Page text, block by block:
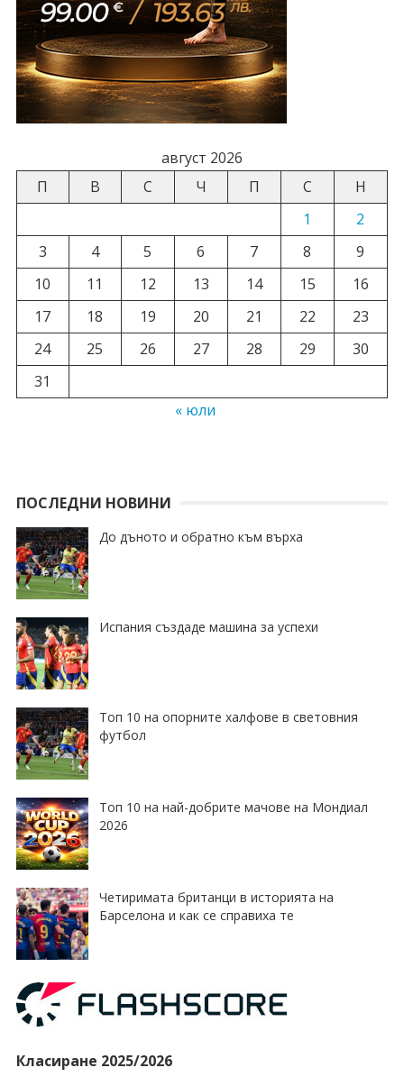
август 2026
П
В С Ч П С
Н
1
2
3
4 5 6 7 8
9
10
11 12 13 14 15
16
17
18 19 20 21 22
23
24
25 26 27 28 29
30
31
« юли
ПОСЛЕДНИ НОВИНИ
До дъното и обратно към върха
Испания създаде машина за успехи
Топ 10 на опорните халфове в световния
футбол
Топ 10 на най-добрите мачове на Мондиал
2026
Четиримата британци в историята на
Барселона и как се справиха те
Класиране 2025/2026